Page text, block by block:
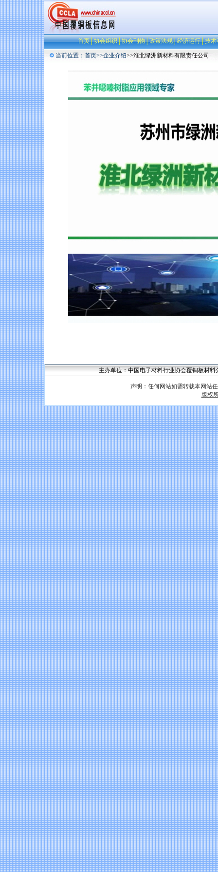
首页│协会组织│协会刊物│政策法规│经济运行│技术
当前位置： 首页>>企业介绍>>淮北绿洲新材料有限责任公司
主办单位：中国电子材料行业协会覆铜板材
声明：任何网站如需转载本网站
版权